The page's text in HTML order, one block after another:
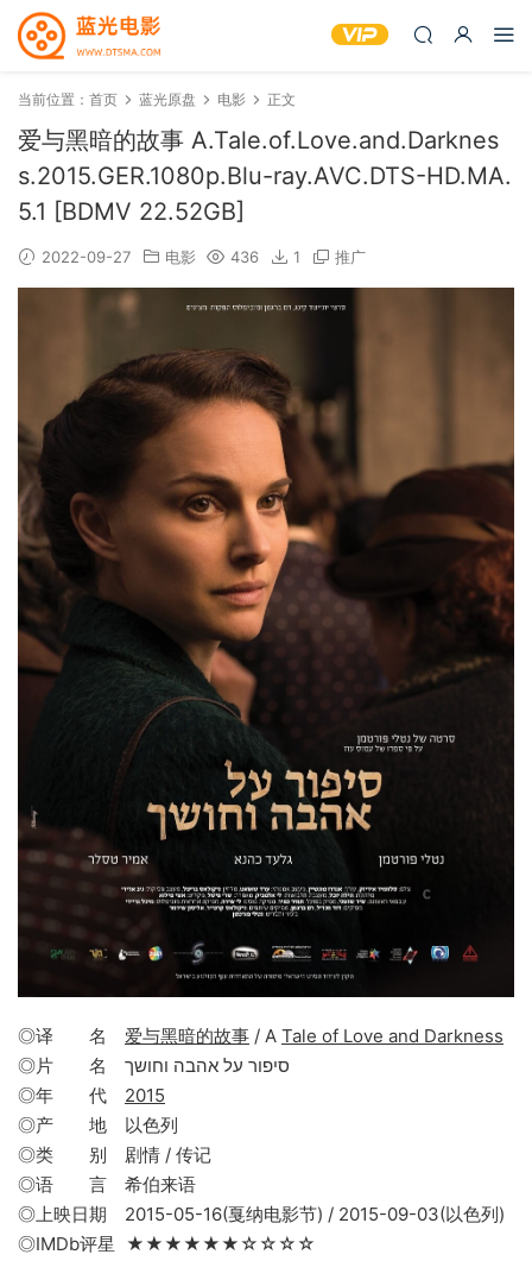
当前位置： 首页 蓝光原盘 电影 正文
爱与黑暗的故事 A.Tale.of.Love.and.Darknes
s.2015.GER.1080p.Blu-ray.AVC.DTS-HD.MA.
5.1 [BDMV 22.52GB]
2022-09-27 电影 436 1 推广
◎译 名 爱与黑暗的故事 / A Tale of Love and Darkness
◎片 名 סיפור על אהבה וחושך
◎年 代 2015
◎产 地 以色列
◎类 别 剧情 / 传记
◎语 言 希伯来语
◎上映日期 2015-05-16(戛纳电影节) / 2015-09-03(以色列)
◎IMDb评星 ★★★★★★☆☆☆☆